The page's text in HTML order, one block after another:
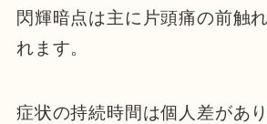
閃輝暗点は主に片頭痛の前触
れます。
症状の持続時間は個人差があ